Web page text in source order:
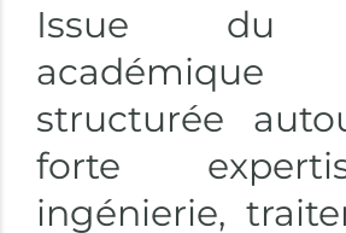
Issue du
structurée
forte
ingénierie,